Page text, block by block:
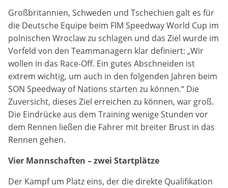
Großbritannien, Schweden und Tschechien galt es für
die Deutsche Equipe beim FIM Speedway World Cup im
polnischen Wroclaw zu schlagen und das Ziel wurde im
Vorfeld von den Teammanagern klar definiert: „Wir
wollen in das Race-Off. Ein gutes Abschneiden ist
extrem wichtig, um auch in den folgenden Jahren beim
SON Speedway of Nations starten zu können.“ Die
Zuversicht, dieses Ziel erreichen zu können, war groß.
Die Eindrücke aus dem Training wenige Stunden vor
dem Rennen ließen die Fahrer mit breiter Brust in das
Rennen gehen.
Vier Mannschaften – zwei Startplätze
Der Kampf um Platz eins, der die direkte Qualifikation
Name:
gw-cookie-bgimage
Anbieter:
DMSB
Zweck:
Dieser Cookie speichert Informationen zu
verwendeten Hintergrundbildern der Website.
Cookie Laufzeit:
24 Stunden
Cookie Consent